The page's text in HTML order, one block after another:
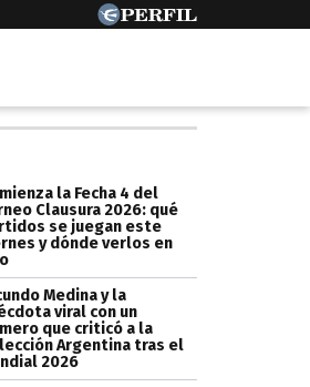
la Fecha 4 del
Clausura 2026: qué
se juegan este
y dónde verlos en
Medina y la
viral con un
que criticó a la
Argentina tras el
2026